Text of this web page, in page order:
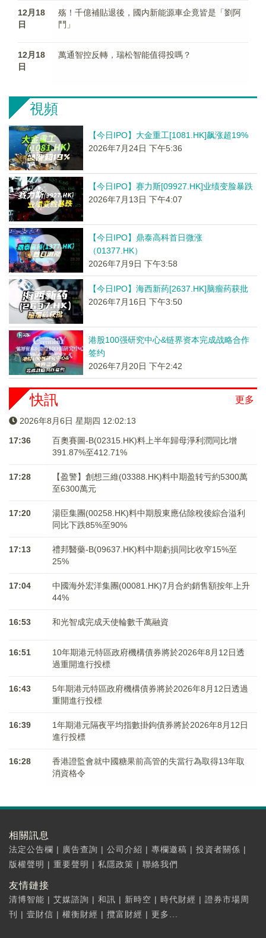
12月18
日
殇！千億補貼退後，國内新能源車企竟皆是「劉阿
鬥」
12月18
日
萬通智控反轉，瑞松智能值得投嗎？
視頻
【今日IPO】大金重工[1081.HK]飙涨超19%
2026年7月24日 下午5:36
【今日IPO】赛力斯[09927.HK]业绩变脸暴跌
2026年7月13日 下午4:07
【今日IPO】鼎泰高科首日微涨
（01377.HK）
2026年7月9日 下午3:58
【今日IPO】海西新药[2637.HK]脑瘤药获批
2026年7月16日 下午3:50
港股100强研究中心&链界资本完成战略合作
签约
2026年7月20日 下午2:42
更多
快訊
2026年8月6日 星期四 12:02:13
17:36
百奧賽圖-B(02315.HK)料上半年歸母淨利潤同比增
391.87%至412.71%
17:28
【盈警】創想三維(03388.HK)料中期盈转亏約5300萬
至6300萬元
17:20
湯臣集團(00258.HK)料中期股東應佔除稅後綜合溢利
同比下跌85%至90%
17:13
禮邦醫藥-B(09637.HK)料中期虧損同比收窄15%至
25%
17:04
中國海外宏洋集團(00081.HK)7月合約銷售額按年上升
44%
16:53 和光智成完成天使輪數千萬融資
16:51
10年期港元特區政府機構債券將於2026年8月12日透
過重開進行投標
16:43
5年期港元特區政府機構債券將於2026年8月12日透過
重開進行投標
16:39
1年期港元隔夜平均指數掛鉤債券將於2026年8月12日
進行投標
16:28
香港證監會就中國糖果前高管的失當行為取得13年取
消資格令
相關訊息
法定公告欄 | 廣告查詢 | 公司介紹 | 專欄邀稿 | 投資者關係 |
版權聲明 | 重要聲明 | 私隱政策 | 聯絡我們
友情鏈接
清博智能 | 艾媒諮詢 | 和訊 | 新時空 | 時代財經 | 證券市場周
刊
| 壹財信 | 權衡財經 | 攬富財經 | 更多...